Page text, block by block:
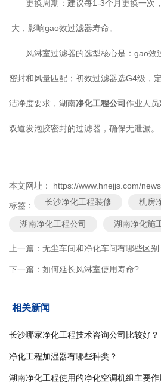
更换周期：建议每1-3个月更换一次
大，影响gao效过滤器寿命。
风淋室过滤器的选型核心是：gao效
密封和风量匹配；初效过滤器选G4级，
洁净度要求，湖南净化工程公司作业人
双道发泡胶密封的过滤器，确保无泄漏。
本文网址： https://www.hnejjs.com/
标签： 长沙净化工程装修 机房
湖南净化工程公司 湖南净化施
上一篇： 无尘车间和净化车间有哪些区别
下一篇： 如何延长风淋室使用寿命?
相关新闻
长沙哪家净化工程技术咨询公司比较好？
净化工程加湿器有哪些种类？
湖南净化工程使用的净化空调机组主要作